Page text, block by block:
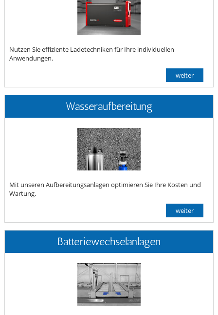
Nutzen Sie effiziente Ladetechniken für Ihre individuellen
Anwendungen.
weiter
Wasseraufbereitung
Mit unseren Aufbereitungsanlagen optimieren Sie Ihre Kosten und
Wartung.
weiter
Batteriewechselanlagen